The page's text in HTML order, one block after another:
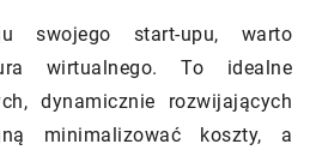
swojego start-upu, warto
wirtualnego. To idealne
dynamicznie rozwijających
minimalizować koszty, a